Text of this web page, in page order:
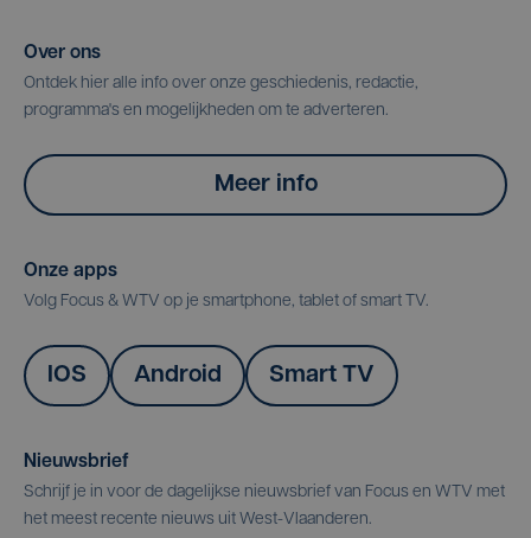
Over ons
Ontdek hier alle info over onze geschiedenis, redactie,
programma's en mogelijkheden om te adverteren.
Meer info
Onze apps
Volg Focus & WTV op je smartphone, tablet of smart TV.
IOS Android Smart TV
Nieuwsbrief
Schrijf je in voor de dagelijkse nieuwsbrief van Focus en WTV met
het meest recente nieuws uit West-Vlaanderen.